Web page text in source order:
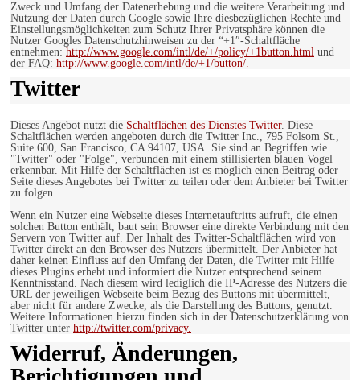
Zweck und Umfang der Datenerhebung und die weitere Verarbeitung und
Nutzung der Daten durch Google sowie Ihre diesbezüglichen Rechte und
Einstellungsmöglichkeiten zum Schutz Ihrer Privatsphäre können die
Nutzer Googles Datenschutzhinweisen zu der “+1″-Schaltfläche
entnehmen: http://www.google.com/intl/de/+/policy/+1button.html und
der FAQ: http://www.google.com/intl/de/+1/button/.
Twitter
Dieses Angebot nutzt die Schaltflächen des Dienstes Twitter. Diese
Schaltflächen werden angeboten durch die Twitter Inc., 795 Folsom St.,
Suite 600, San Francisco, CA 94107, USA. Sie sind an Begriffen wie
"Twitter" oder "Folge", verbunden mit einem stillisierten blauen Vogel
erkennbar. Mit Hilfe der Schaltflächen ist es möglich einen Beitrag oder
Seite dieses Angebotes bei Twitter zu teilen oder dem Anbieter bei Twitter
zu folgen.
Wenn ein Nutzer eine Webseite dieses Internetauftritts aufruft, die einen
solchen Button enthält, baut sein Browser eine direkte Verbindung mit den
Servern von Twitter auf. Der Inhalt des Twitter-Schaltflächen wird von
Twitter direkt an den Browser des Nutzers übermittelt. Der Anbieter hat
daher keinen Einfluss auf den Umfang der Daten, die Twitter mit Hilfe
dieses Plugins erhebt und informiert die Nutzer entsprechend seinem
Kenntnisstand. Nach diesem wird lediglich die IP-Adresse des Nutzers die
URL der jeweiligen Webseite beim Bezug des Buttons mit übermittelt,
aber nicht für andere Zwecke, als die Darstellung des Buttons, genutzt.
Weitere Informationen hierzu finden sich in der Datenschutzerklärung von
Twitter unter http://twitter.com/privacy.
Widerruf, Änderungen,